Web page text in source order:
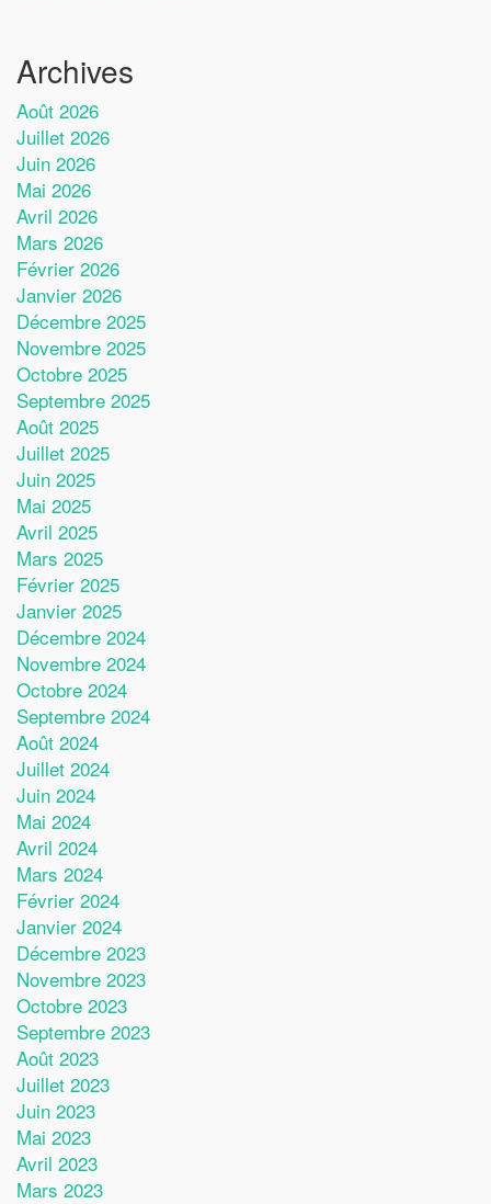
Archives
Août 2026
Juillet 2026
Juin 2026
Mai 2026
Avril 2026
Mars 2026
Février 2026
Janvier 2026
Décembre 2025
Novembre 2025
Octobre 2025
Septembre 2025
Août 2025
Juillet 2025
Juin 2025
Mai 2025
Avril 2025
Mars 2025
Février 2025
Janvier 2025
Décembre 2024
Novembre 2024
Octobre 2024
Septembre 2024
Août 2024
Juillet 2024
Juin 2024
Mai 2024
Avril 2024
Mars 2024
Février 2024
Janvier 2024
Décembre 2023
Novembre 2023
Octobre 2023
Septembre 2023
Août 2023
Juillet 2023
Juin 2023
Mai 2023
Avril 2023
Mars 2023